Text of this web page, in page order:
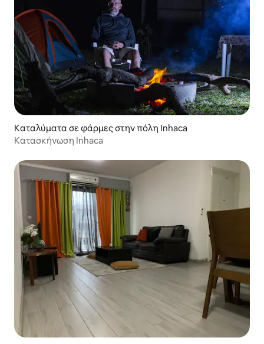
Καταλύματα σε φάρμες στην πόλη Inhaca
Κατασκήνωση Inhaca